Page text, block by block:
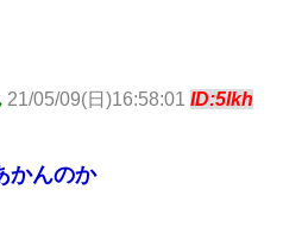
21/05/09(日)16:58:01 ID:5lkh
かんのか